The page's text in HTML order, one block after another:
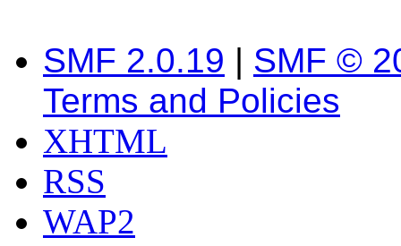
SMF 2.0.19 | SMF ©
Terms and Policies
XHTML
RSS
WAP2